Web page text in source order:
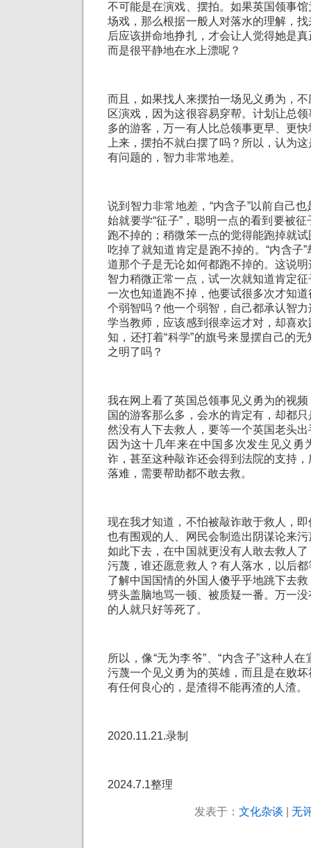
不可能是在演戏、摆拍。如果英国领事
场戏，那么根据一般人对落水的理解，
后应该拼命地挣扎，才会让人觉得她是
而是很平静地在水上漂呢？
而且，如果找人来摆拍一场见义勇为，
区演戏，因为这很容易穿帮。计划让总
多的游客，万一有人比总领事更早、更
上来，摆拍不就白摆了吗？所以，认为
有问题的，智力非常地差。
说到智力非常地差，“内含子”以前自己
始就要学“征子”，聪明一点的看到要被
跑不掉的；稍微笨一点的觉得能跑掉就
吃掉了就知道肯定是跑不掉的。“内含子
道那个子是无论如何都跑不掉的。这说
智力稍微正常一点，试一次就知道肯定
一次也知道跑不掉，他要试很多次才知
个弱智吗？他一个弱智，自己都承认智
学当教师，应该感到很幸运才对，却喜
知，还打着“科学”的旗号来显摆自己的
之明了吗？
我在网上看了英国总领事见义勇为的视
国的游客那么多，会水的肯定有，却都
然没有人下去救人，要等一个英国老头
因为这十几年来在中国多次发生见义勇
诈，甚至这种敲诈还会得到法院的支持
落难，需要帮助都不敢去救。
现在我才知道，不怕被敲诈敢于救人，
也有围观的人、网民会制造出阴谋论来
如此下去，在中国就更没有人敢去救人
污蔑，谁还愿意救人？有人落水，以后
了解中国国情的外国人傻乎乎地跳下去
劈头盖脑地骂一顿、被质疑一番。万一
的人就只好等死了。
所以，像“无为李爷”、“内含子”这种人
污蔑一个见义勇为的英雄，而且是在败
有任何良心的，是渣得不能再渣的人渣。
2020.11.21.录制
2024.7.1整理
发表于： 文化杂谈 无